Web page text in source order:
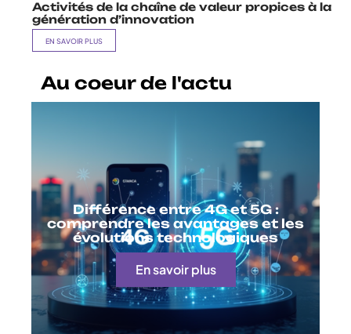
Activités de la chaîne de valeur propices à la
génération d’innovation
EN SAVOIR PLUS
Au coeur de l'actu
Différence entre 4G et 5G :
comprendre les avantages et les
évolutions technologiques
En savoir plus